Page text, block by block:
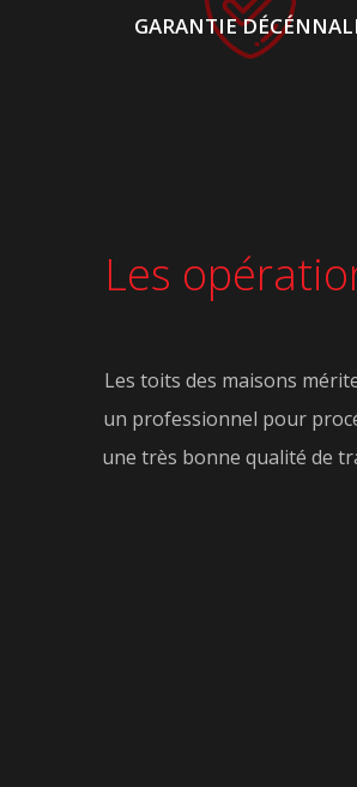
GARANTIE
Les
Les toits des maisons
un professionnel pour
une très bonne qualité de